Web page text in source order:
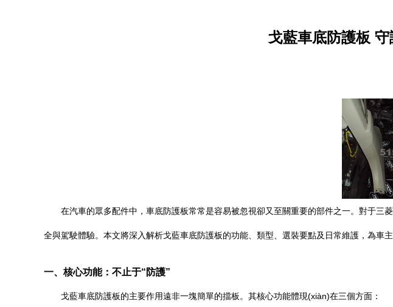
戈藍車底防護板
在汽車的眾多配件中，車底防護板常常是容易被忽視卻又至關重要的部件之一。對于
全與駕駛體驗。本文將深入解析戈藍車底防護板的功能、類型、選裝要點及日常維護，為車主
一、核心功能：不止于“防護”
戈藍車底防護板的主要作用遠非一塊簡單的擋板。其核心功能體現(xiàn)在三個方面：